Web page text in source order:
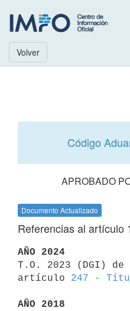
Volver
Código
APROBADO
Documento Actualizado
Referencias al artículo
AÑO 2024
T.O. 2023 (DGI) de
artículo 247 -
AÑO 2018